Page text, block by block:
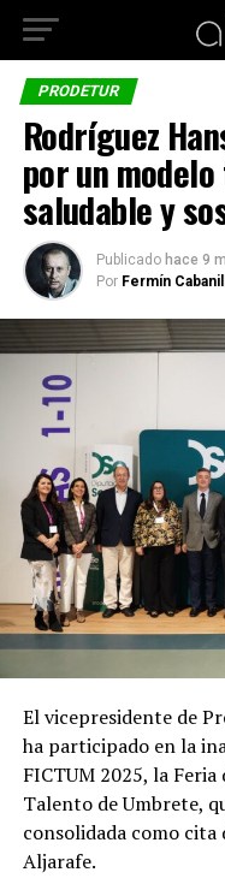
PRODETUR
Rodríguez
por un
saludable y
Publicado hace 9
Por Fermín
El vicepresidente de
ha participado en la
FICTUM 2025, la
Talento de Umbrete,
consolidada como cita
Aljarafe.